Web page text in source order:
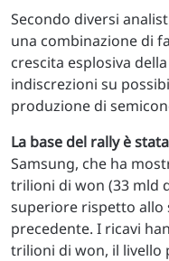
Secondo diversi
una combinazione di
crescita esplosiva
indiscrezioni su
produzione di
La base del rally è
Samsung, che ha
trilioni di won (33 mld
superiore rispetto allo
precedente. I ricavi
trilioni di won, il livello